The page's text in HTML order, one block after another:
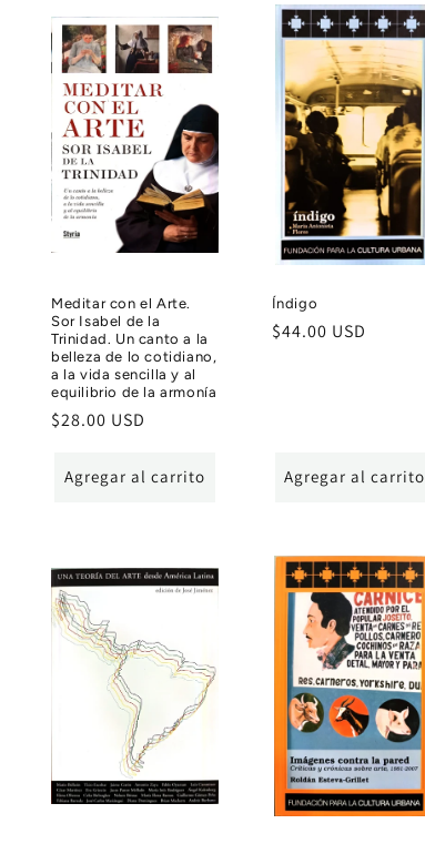
Meditar con el Arte.
Sor Isabel de la
Trinidad. Un canto a la
belleza de lo cotidiano,
a la vida sencilla y al
equilibrio de la armonía
Precio
$28.00 USD
Agregar al carrito
Índigo
Precio
$44.00 USD
Agregar al carrito